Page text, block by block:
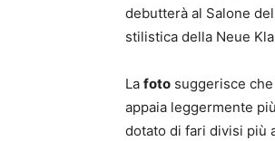
debutterà al Salone
stilistica della Neue
La foto suggerisce
appaia leggermente
dotato di fari divisi più